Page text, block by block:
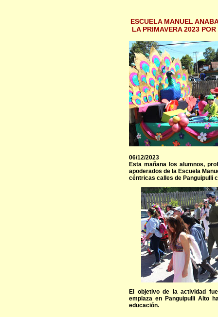
ESCUELA MANUEL
LA PRIMAVERA 2023
06/12/2023
Esta mañana los alumnos,
apoderados de la Escuela
céntricas calles de Panguipulli
El objetivo de la actividad
emplaza en Panguipulli Alto
educación.